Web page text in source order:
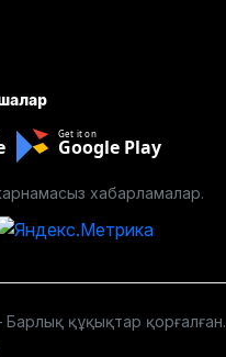
Get it on
Google Play
жарнамасыз хабарламалар.
құқықтар қорғалған.